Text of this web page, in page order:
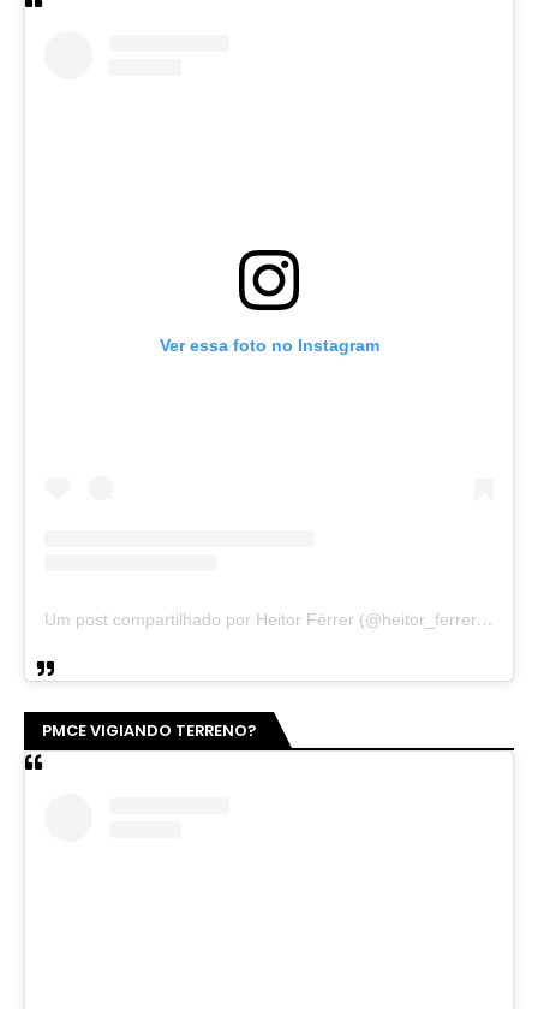
Ver essa foto no Instagram
Um post compartilhado por Heitor Férrer (@heitor_ferrer77)
PMCE VIGIANDO TERRENO?